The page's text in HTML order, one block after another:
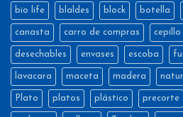
bio life blaldes block botella
canasta carro de compras cepillo
desechables envases escoba
lavacara maceta madera
Plato platos plástico precorte